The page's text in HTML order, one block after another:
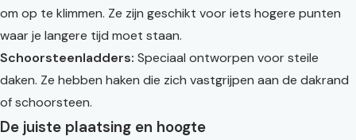
om op te klimmen. Ze zijn geschikt voor iets hogere punten
waar je langere tijd moet staan.
Schoorsteenladders: Speciaal ontworpen voor steile
daken. Ze hebben haken die zich vastgrijpen aan de dakrand
of schoorsteen.
De juiste plaatsing en hoogte